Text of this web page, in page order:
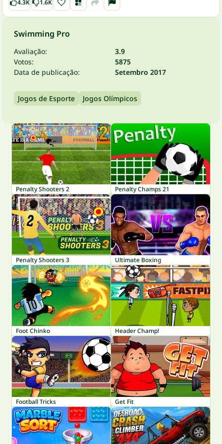
4.3K 1.6K
Swimming Pro
Avaliação:
3.9
Votos:
5875
Data de publicação:
Setembro 2017
Jogos de Esporte Jogos Olímpicos
Penalty Shooters 2 Penalty Champs 21
Penalty Shooters 3 Ultimate Boxing
Foot Chinko Header Champ!
Football Tricks Get Fit